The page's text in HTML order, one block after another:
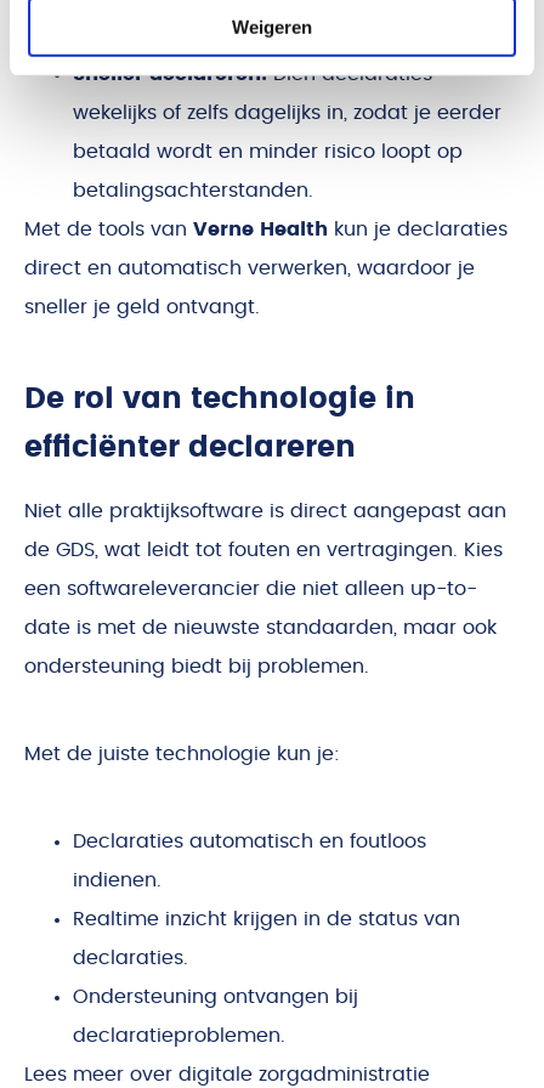
Weigeren
Sneller declareren:Dien declaraties
wekelijks of zelfs dagelijks in, zodat je eerder
betaald wordt en minder risico loopt op
betalingsachterstanden.
Met de tools van Verne Health kun je declaraties
direct en automatisch verwerken, waardoor je
sneller je geld ontvangt.
De rol van technologie in
efficiënter declareren
Niet alle praktijksoftware is direct aangepast aan
de GDS, wat leidt tot fouten en vertragingen. Kies
een softwareleverancier die niet alleen up-to-
date is met de nieuwste standaarden, maar ook
ondersteuning biedt bij problemen.
Met de juiste technologie kun je:
Declaraties automatisch en foutloos
indienen.
Realtime inzicht krijgen in de status van
declaraties.
Ondersteuning ontvangen bij
declaratieproblemen.
Lees meer over digitale zorgadministratie